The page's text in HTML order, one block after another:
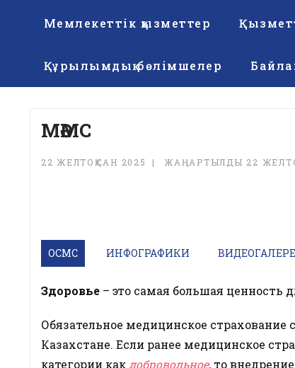
Мемлекеттік қызметтер
Құрылымдық бөлімшелер
МӘМС
22 ЖЕЛТОҚСАН 2025 ЖАҢАРТЫЛДЫ 22
ОСМС ИНФОГРАФИКИ
Здоровье– это самая большая ценность
Обязательное медицинское страхование
Казахстане. Если ранее медицинское
категории как добровольное, то внедрение